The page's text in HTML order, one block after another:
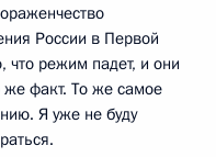
России в Первой
что режим падет, и они
же факт. То же самое
Я уже не буду